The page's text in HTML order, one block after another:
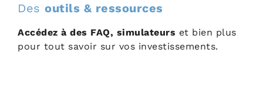
Des outils & ressources
Accédez à des FAQ, simulateurs et bien plus
pour tout savoir sur vos investissements.